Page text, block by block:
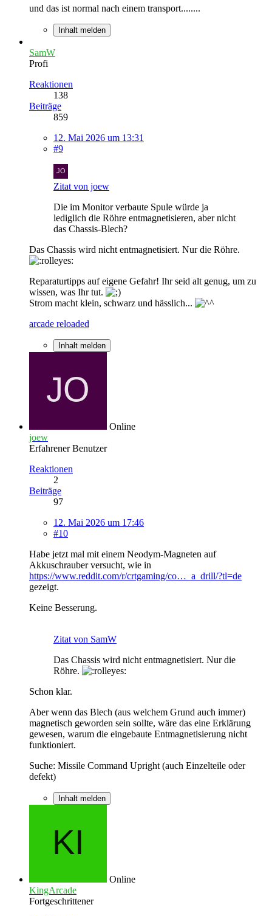
und das ist normal nach einem transport........
Inhalt melden
SamW
Profi
Reaktionen
138
Beiträge
859
12. Mai 2026 um 13:31
#9
Zitat von joew
Die im Monitor verbaute Spule würde ja
lediglich die Röhre entmagnetisieren, aber nicht
das Chassis-Blech?
Das Chassis wird nicht entmagnetisiert. Nur die Röhre.
Reparaturtipps auf eigene Gefahr! Ihr seid alt genug, um zu
wissen, was Ihr tut.
Strom macht klein, schwarz und hässlich...
arcade reloaded
Inhalt melden
Online
joew
Erfahrener Benutzer
Reaktionen
2
Beiträge
97
12. Mai 2026 um 17:46
#10
Habe jetzt mal mit einem Neodym-Magneten auf
Akkuschrauber versucht, wie in
https://www.reddit.com/r/crtgaming/co…_a_drill/?tl=de
gezeigt.
Keine Besserung.
Zitat von SamW
Das Chassis wird nicht entmagnetisiert. Nur die
Röhre.
Schon klar.
Aber wenn das Blech (aus welchem Grund auch immer)
magnetisch geworden sein sollte, wäre das eine Erklärung
gewesen, warum die eingebaute Entmagnetisierung nicht
funktioniert.
Suche: Missile Command Upright (auch Einzelteile oder
defekt)
Inhalt melden
Online
KingArcade
Fortgeschrittener